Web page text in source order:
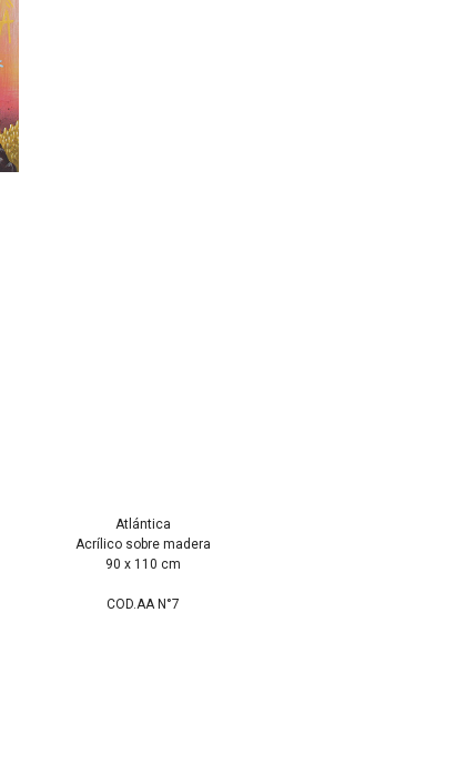
Atlántica
Acrílico sobre madera
90 x 110 cm
COD.AA N°7